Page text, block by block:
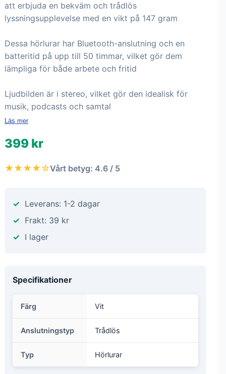
att erbjuda en bekväm och trådlös
lyssningsupplevelse med en vikt på 147 gram
Dessa hörlurar har Bluetooth-anslutning och en
batteritid på upp till 50 timmar, vilket gör dem
lämpliga för både arbete och fritid
Ljudbilden är i stereo, vilket gör den idealisk för
musik, podcasts och samtal
Läs mer
399 kr
★★★★☆Vårt betyg: 4.6 / 5
Leverans: 1-2 dagar
Frakt: 39 kr
I lager
Specifikationer
Färg Vit
Anslutningstyp Trådlös
Typ Hörlurar